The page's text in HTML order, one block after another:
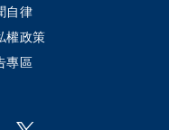
自律
權政策
專區